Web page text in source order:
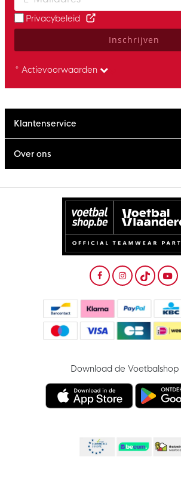
Privacybeleid
Inschrijven
* Actievoorwaarden
Klantenservice
Over ons
Download de Voetbalshop